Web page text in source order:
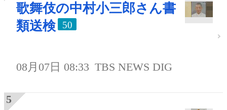
歌舞伎の中村小三郎さん書
類送検
50
08月07日 08:33 TBS NEWS DIG